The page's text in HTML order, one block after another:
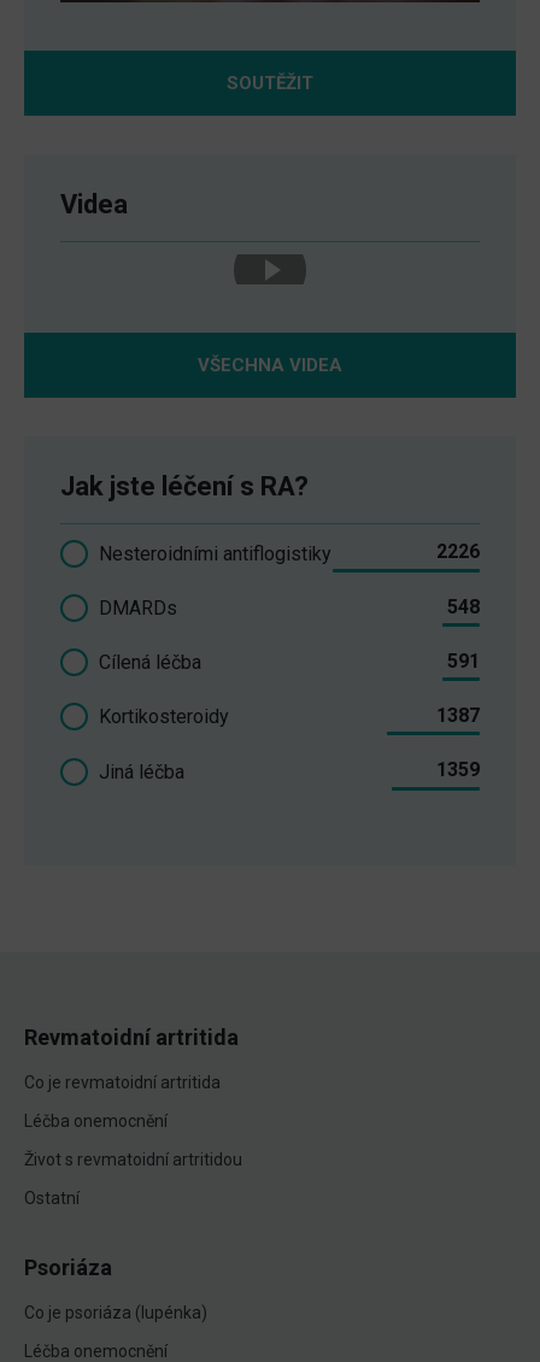
SOUTĚŽIT
Videa
VŠECHNA VIDEA
Jak jste léčení s RA?
Nesteroidními antiflogistiky 2226
DMARDs 548
Cílená léčba 591
Kortikosteroidy 1387
Jiná léčba 1359
Revmatoidní artritida
Co je revmatoidní artritida
Léčba onemocnění
Život s revmatoidní artritidou
Ostatní
Psoriáza
Co je psoriáza (lupénka)
Léčba onemocnění